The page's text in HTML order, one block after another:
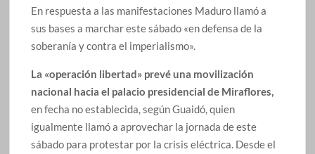
En respuesta a las manifestaciones Maduro llamó a
sus bases a marchar este sábado «en defensa de la
soberanía y contra el imperialismo».
La «operación libertad» prevé una movilización
nacional hacia el palacio presidencial de Miraflores,
en fecha no establecida, según Guaidó, quien
igualmente llamó a aprovechar la jornada de este
sábado para protestar por la crisis eléctrica. Desde el